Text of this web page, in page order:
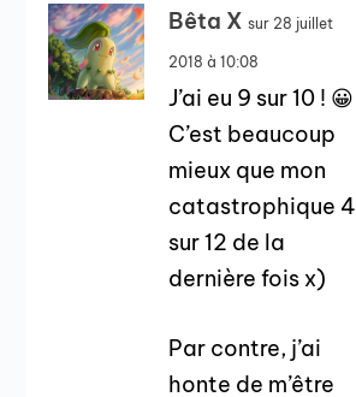
Bêta X sur 28 juillet
2018 à 10:08
J’ai eu 9 sur 10 ! 😀
C’est beaucoup
mieux que mon
catastrophique 4
sur 12 de la
dernière fois x)
Par contre, j’ai
honte de m’être